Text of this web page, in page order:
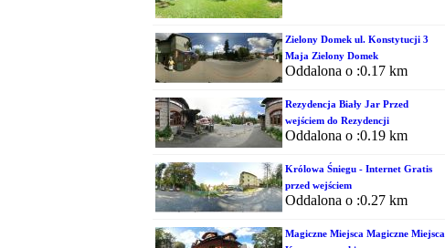
Zielony Domek ul. Konstytucji 3
Maja Zielony Domek
Oddalona o :0.17 km
Rezydencja Biały Jar Przed
wejściem do Rezydencji
Oddalona o :0.19 km
Królowa Śniegu - Internet Gratis
przed wejściem
Oddalona o :0.27 km
Magiczne Miejsca Magiczne Miejsca